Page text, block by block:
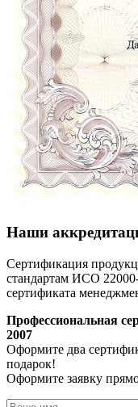
Наши
Сертификация
стандартам ИСО
сертификата
Профессиональная
2007
Оформите два
подарок!
Оформите заявку